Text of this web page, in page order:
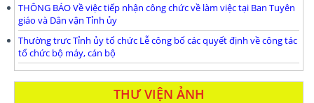
THÔNG BÁO Về việc tiếp nhận công chức về làm việc tại Ban Tuyên
giáo và Dân vận Tỉnh ủy
Thường trưc Tỉnh ủy tổ chức Lễ công bố các quyết định về công tác
tổ chức bộ máy, cán bộ
THƯ VIỆN ẢNH